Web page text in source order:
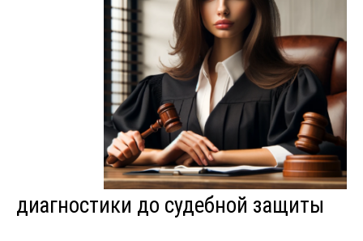
диагностики до судебной защиты